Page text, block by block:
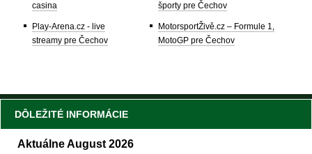
casina
Play-Arena.cz - live
streamy pre Čechov
športy pre Čechov
MotorsportŽivě.cz – Formule 1,
MotoGP pre Čechov
DÔLEŽITÉ INFORMÁCIE
Aktuálne August 2026